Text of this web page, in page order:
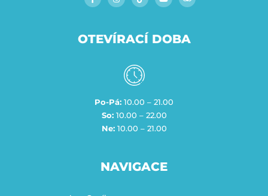
OTEVÍRACÍ DOBA
Po-Pá: 10.00 – 21.00
So:10.00 – 22.00
Ne:10.00 – 21.00
NAVIGACE